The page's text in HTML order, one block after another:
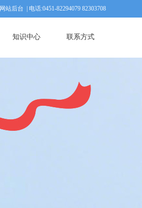
网站后台 电话:0451-82294079 82303708
知识中心 联系方式